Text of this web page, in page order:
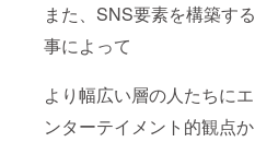
また、SNS要素を構築する
事によって
より幅広い層の人たちにエ
ンターテイメント的観点か